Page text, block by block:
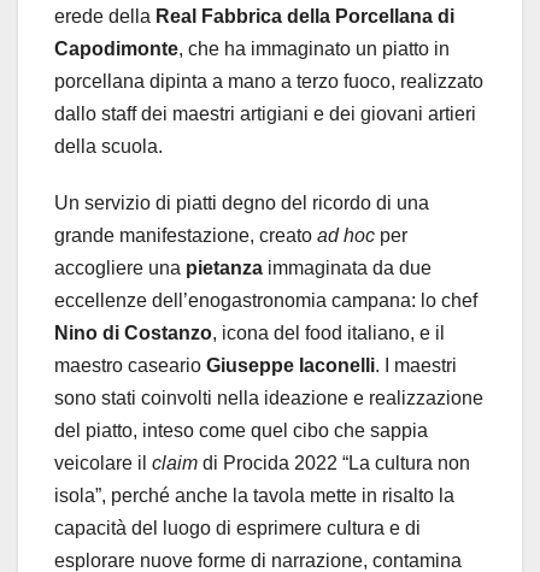
erede della Real Fabbrica della Porcellana di
Capodimonte, che ha immaginato un piatto in
porcellana dipinta a mano a terzo fuoco, realizzato
dallo staff dei maestri artigiani e dei giovani artieri
della scuola.
Un servizio di piatti degno del ricordo di una
grande manifestazione, creato ad hoc per
accogliere una pietanza immaginata da due
eccellenze dell’enogastronomia campana: lo chef
Nino di Costanzo, icona del food italiano, e il
maestro caseario Giuseppe Iaconelli. I maestri
sono stati coinvolti nella ideazione e realizzazione
del piatto, inteso come quel cibo che sappia
veicolare il claim di Procida 2022 “La cultura non
isola”, perché anche la tavola mette in risalto la
capacità del luogo di esprimere cultura e di
esplorare nuove forme di narrazione, contamina